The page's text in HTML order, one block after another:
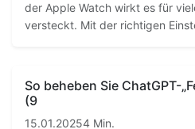
der Apple Watch wirkt es für
versteckt. Mit der richtigen
So beheben Sie ChatGPT-
(9
15.01.20254 Min.